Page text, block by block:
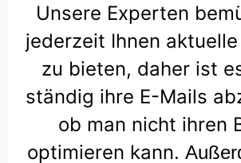
Unsere Experten
jederzeit Ihnen
zu bieten, daher ist
ständig ihre E-Mails
ob man nicht ihren
optimieren kann.